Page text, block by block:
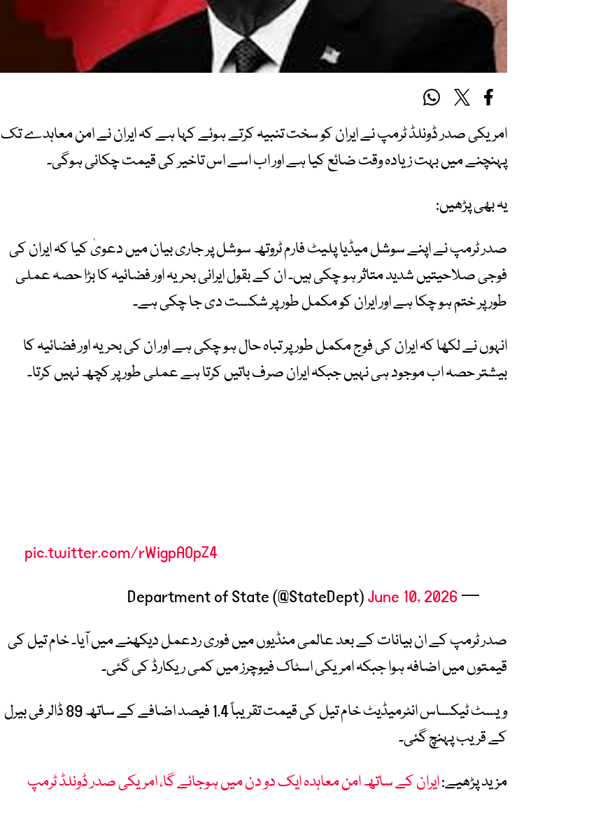
امریکی صدر ڈونلڈ ٹرمپ نے ایران کو سخت تنبیہ کرتے ہوئے کہا ہے کہ ایران نے امن معاہدے تک
پہنچنے میں بہت زیادہ وقت ضائع کیا ہے اور اب اسے اس تاخیر کی قیمت چکانی ہوگی۔
یہ بھی پڑھیں:
صدر ٹرمپ نے اپنے سوشل میڈیا پلیٹ فارم ٹروتھ سوشل پر جاری بیان میں دعویٰ کیا کہ ایران کی
فوجی صلاحیتیں شدید متاثر ہو چکی ہیں۔ ان کے بقول ایرانی بحریہ اور فضائیہ کا بڑا حصہ عملی
طور پر ختم ہو چکا ہے اور ایران کو مکمل طور پر شکست دی جا چکی ہے۔
انہوں نے لکھا کہ ایران کی فوج مکمل طور پر تباہ حال ہو چکی ہے اور ان کی بحریہ اور فضائیہ کا
بیشتر حصہ اب موجود ہی نہیں جبکہ ایران صرف باتیں کرتا ہے عملی طور پر کچھ نہیں کرتا۔
pic.twitter.com/rWigpAOpZ4
— Department of State (@StateDept)
June 10, 2026
صدر ٹرمپ کے ان بیانات کے بعد عالمی منڈیوں میں فوری ردعمل دیکھنے میں آیا۔ خام تیل کی
قیمتوں میں اضافہ ہوا جبکہ امریکی اسٹاک فیوچرز میں کمی ریکارڈ کی گئی۔
ویسٹ ٹیکساس انٹرمیڈیٹ خام تیل کی قیمت تقریباً 1.4 فیصد اضافے کے ساتھ 89 ڈالر فی بیرل
کے قریب پہنچ گئی۔
مزید پڑھیے:ایران کے ساتھ امن معاہدہ ایک دو دن میں ہوجائے گا، امریکی صدر ڈونلڈ ٹرمپ